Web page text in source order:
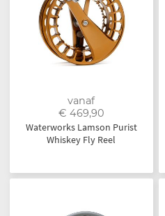
vanaf
€ 469,90
Waterworks Lamson Purist
Whiskey Fly Reel